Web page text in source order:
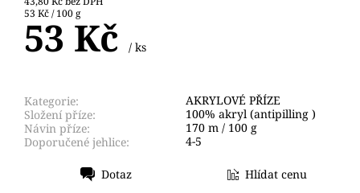
53 Kč / 100 g
53 Kč / ks
Kategorie:
AKRYLOVÉ PŘÍZE
Složení příze:
100% akryl (antipilling )
Návin příze:
170 m / 100 g
Doporučené jehlice:
4-5
Dotaz Hlídat cenu